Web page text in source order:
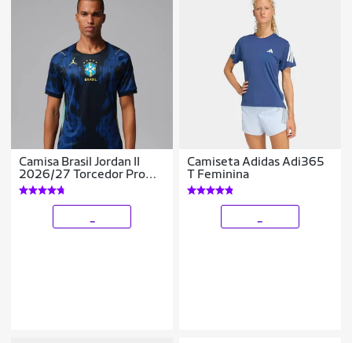
Camisa Brasil Jordan II
2026/27 Torcedor Pro
Masculina
Camiseta Adidas Adi365
T Feminina